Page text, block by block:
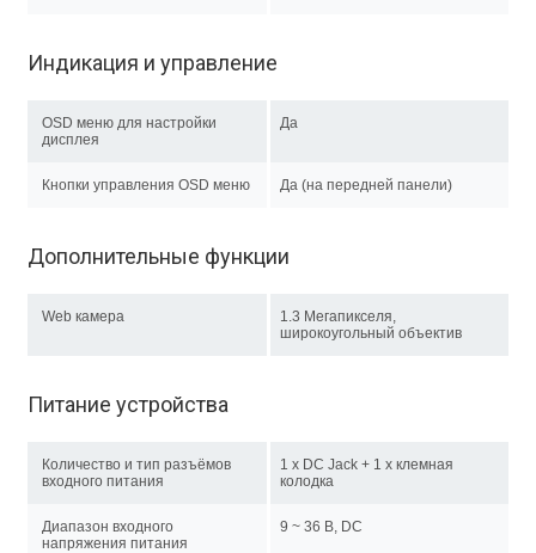
Индикация и управление
OSD меню для настройки
дисплея
Да
Кнопки управления OSD меню Да (на передней панели)
Дополнительные функции
Web камера
1.3 Мегапикселя,
широкоугольный объектив
Питание устройства
Количество и тип разъёмов
входного питания
1 x DC Jack + 1 х клемная
колодка
Диапазон входного
напряжения питания
9 ~ 36 В, DC